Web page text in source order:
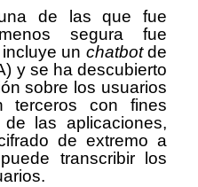
de las que fue
segura fue
un chatbotde
y se ha descubierto
sobre los usuarios
terceros con fines
las aplicaciones,
de extremo a
transcribir los